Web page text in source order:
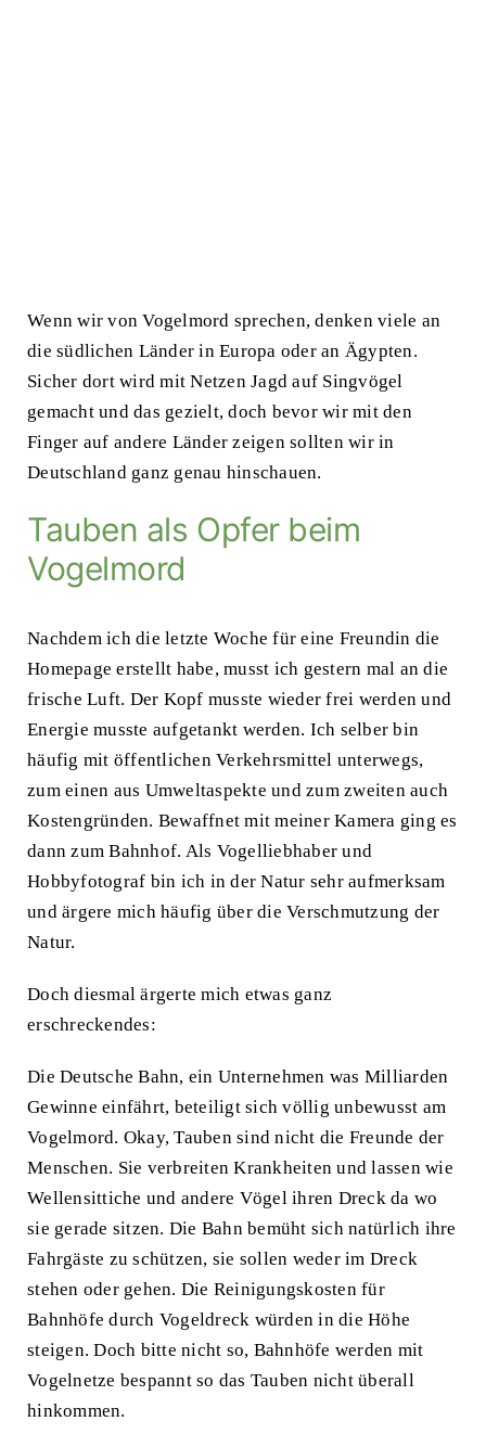
Wenn wir von Vogelmord sprechen, denken viele an
die südlichen Länder in Europa oder an Ägypten.
Sicher dort wird mit Netzen Jagd auf Singvögel
gemacht und das gezielt, doch bevor wir mit den
Finger auf andere Länder zeigen sollten wir in
Deutschland ganz genau hinschauen.
Tauben als Opfer beim
Vogelmord
Nachdem ich die letzte Woche für eine Freundin die
Homepage erstellt habe, musst ich gestern mal an die
frische Luft. Der Kopf musste wieder frei werden und
Energie musste aufgetankt werden. Ich selber bin
häufig mit öffentlichen Verkehrsmittel unterwegs,
zum einen aus Umweltaspekte und zum zweiten auch
Kostengründen. Bewaffnet mit meiner Kamera ging es
dann zum Bahnhof. Als Vogelliebhaber und
Hobbyfotograf bin ich in der Natur sehr aufmerksam
und ärgere mich häufig über die Verschmutzung der
Natur.
Doch diesmal ärgerte mich etwas ganz
erschreckendes:
DieDeutsche Bahn, ein Unternehmen was Milliarden
Gewinne einfährt, beteiligt sich völlig unbewusst am
Vogelmord. Okay, Tauben sind nicht die Freunde der
Menschen. Sie verbreiten Krankheiten und lassen wie
Wellensittiche und andere Vögel ihren Dreck da wo
sie gerade sitzen. Die Bahn bemüht sich natürlich ihre
Fahrgäste zu schützen, sie sollen weder im Dreck
stehen oder gehen. Die Reinigungskosten für
Bahnhöfe durch Vogeldreck würden in die Höhe
steigen. Doch bitte nicht so, Bahnhöfe werden mit
Vogelnetze bespannt so das Tauben nicht überall
hinkommen.